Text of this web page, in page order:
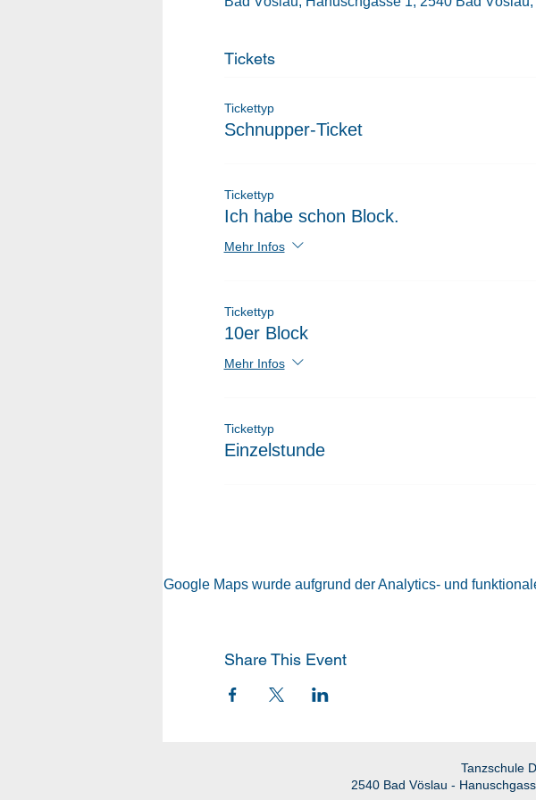
Tickets
Tickettyp
Schnupper-Ticket
Tickettyp
Ich habe schon Block.
Mehr Infos
Tickettyp
10er Block
Mehr Infos
Tickettyp
Einzelstunde
Google Maps wurde aufgrund der Analytics- und
Share This Event
Tanzschule
2540 Bad Vöslau -